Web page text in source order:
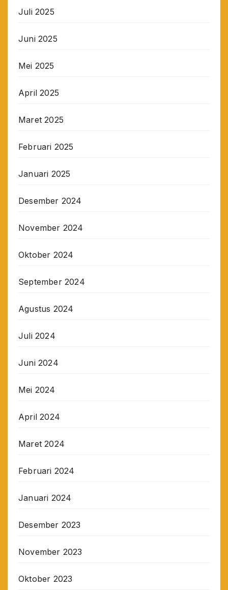
Juli 2025
Juni 2025
Mei 2025
April 2025
Maret 2025
Februari 2025
Januari 2025
Desember 2024
November 2024
Oktober 2024
September 2024
Agustus 2024
Juli 2024
Juni 2024
Mei 2024
April 2024
Maret 2024
Februari 2024
Januari 2024
Desember 2023
November 2023
Oktober 2023